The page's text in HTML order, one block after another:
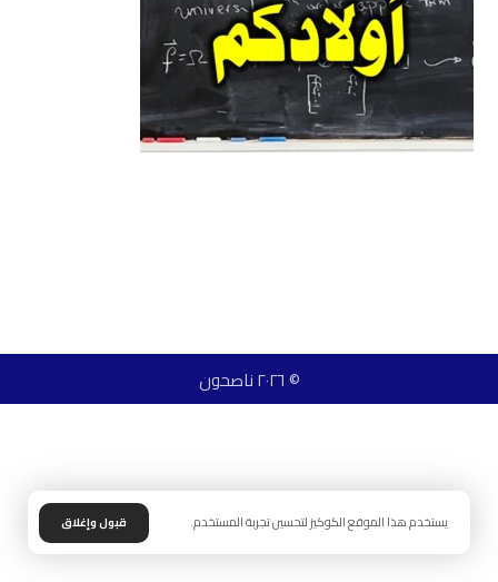
© ٢٠٢٦ ناصحون
يستخدم هذا الموقع الكوكيز لتحسين تجربة المستخدم. قبول وإغلاق